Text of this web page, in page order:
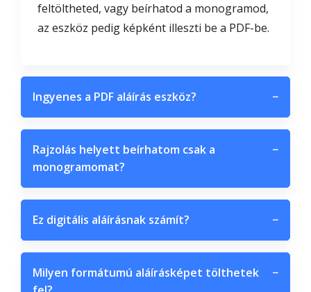
feltöltheted, vagy beírhatod a monogramod,
az eszköz pedig képként illeszti be a PDF-be.
Ingyenes a PDF aláírás eszköz? −
Rajzolás helyett beírhatom csak a
monogramomat?
−
Ez digitális aláírásnak számít? −
Milyen formátumú aláírásképet tölthetek
−